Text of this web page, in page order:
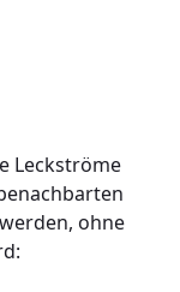
Leckströme
ohne